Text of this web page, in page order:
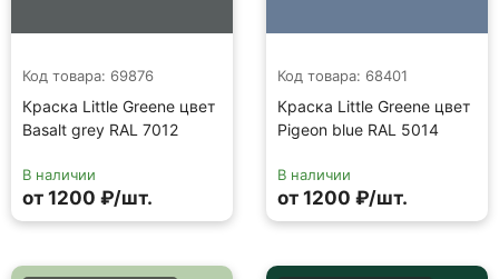
Код товара: 69876
Краска Little Greene цвет
Basalt grey RAL 7012
В наличии
от 1200 ₽/шт.
Код товара: 68401
Краска Little Greene цвет
Pigeon blue RAL 5014
В наличии
от 1200 ₽/шт.